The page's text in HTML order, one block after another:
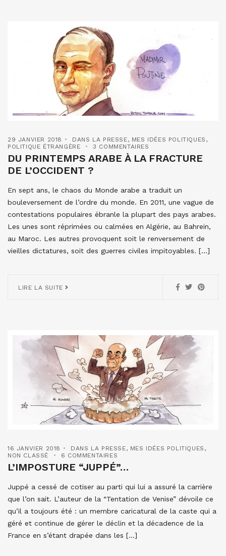
29 JANVIER 2018 DANS LA PRESSE, MES IDÉES POLITIQUES ,
POLITIQUE ÉTRANGÈRE
3 COMMENTAIRES
DU PRINTEMPS ARABE À LA FRACTURE
DE L’OCCIDENT ?
En sept ans, le chaos du Monde arabe a traduit un
bouleversement de l’ordre du monde. En 2011, une vague de
contestations populaires ébranle la plupart des pays arabes.
Les unes sont réprimées ou calmées en Algérie, au Bahrein,
au Maroc. Les autres provoquent soit le renversement de
vieilles dictatures, soit des guerres civiles impitoyables. […]
LIRE LA SUITE
16 JANVIER 2018 DANS LA PRESSE, MES IDÉES POLITIQUES ,
NON CLASSÉ
6 COMMENTAIRES
L’IMPOSTURE “JUPPÉ”…
Juppé a cessé de cotiser au parti qui lui a assuré la carrière
que l’on sait. L’auteur de la “Tentation de Venise” dévoile ce
qu’il a toujours été : un membre caricatural de la caste qui a
géré et continue de gérer le déclin et la décadence de la
France en s’étant drapée dans les […]